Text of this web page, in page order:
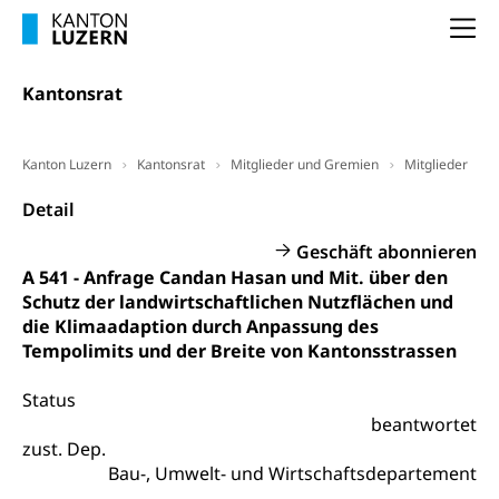
Kantonsrat
Kanton Luzern Kantonsrat Mitglieder und Gremien Mitglieder
Detail
Geschäft abonnieren
A 541 - Anfrage Candan Hasan und Mit. über den
Schutz der landwirtschaftlichen Nutzflächen und
die Klimaadaption durch Anpassung des
Tempolimits und der Breite von Kantonsstrassen
Status
beantwortet
zust. Dep.
Bau-, Umwelt- und Wirtschaftsdepartement
Erwachsenenbildung und Weiterbildung
Nachdiplomstudium, Zusatzlehre, Höhere
Berufsberatung, Standortbestimmung,
Studienberatung, Beratung und Unterstützung,
Berufsabschluss für Erwachsene
Erwachsenenmatura
Bildungsgutscheine Grundkompetenzen
Bildung & Berufsabschluss für Erwachsene
Fachperson Betreuung (verkürzte
Fachperson Gesundheit (verkürzte
Allgemeinbildung für Erwachsene
Lehre, Berufsfachschule, Lehrbetrieb, Lehrvertrag,
Berufsberatung, Qualifikationsverfahren,
Berufswahl & Berufsberatung, Schnupperlehre und
Lehrstellensuche, Berufsmaturität,
Fachstelle Berufsbildung
Schulen und Berufsbildungszentren
Integrationsvorlehre INVOL Zentralschweiz
Hochschule Fachhochschule
Studium, Hochschulstudium, tertiäre Bildung